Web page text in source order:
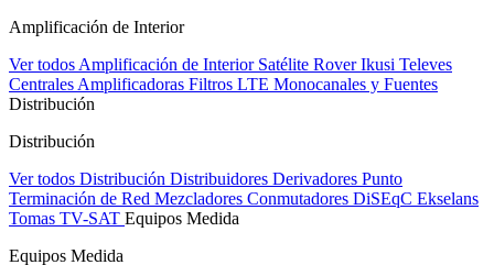
Amplificación de Interior
Ver todos Amplificación de Interior Satélite RoverIkusi Televes
Centrales Amplificadoras Filtros LTE Monocanales y Fuentes
Distribución
Distribución
Ver todos Distribución Distribuidores Derivadores Punto
Terminación de Red Mezcladores Conmutadores DiSEqC Ekselans
Tomas TV-SAT Equipos Medida
Equipos Medida